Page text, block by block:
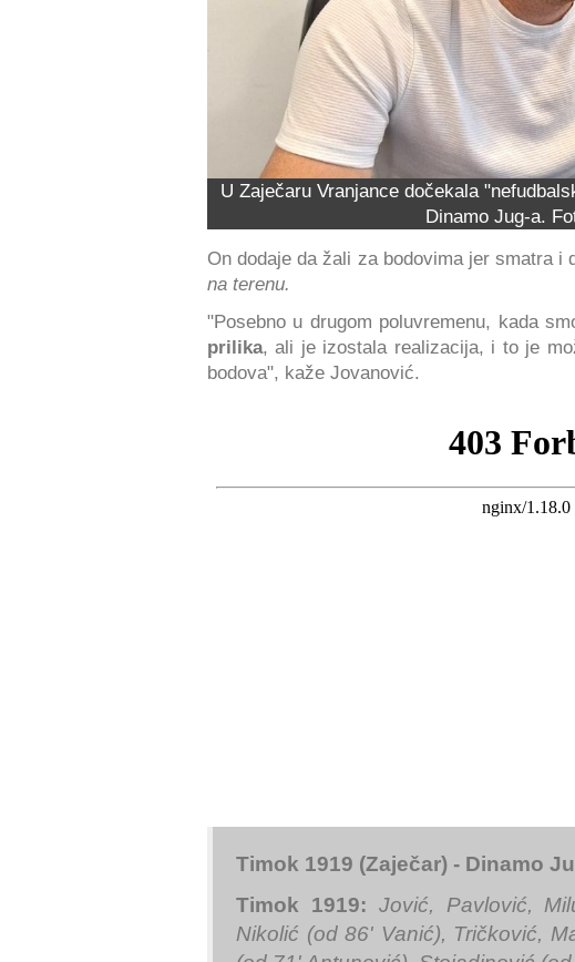
U Zaječaru Vranjance dočekala
Dinamo Jug-a.
On dodaje da žali za bodovima jer smatra i
na terenu.
"Posebno u drugom poluvremenu, kada
prilika, ali je izostala realizacija, i to je
bodova", kaže Jovanović.
Timok 1919 (Zaječar) - Dinamo
Timok 1919: Jović, Pavlović,
Nikolić (od 86' Vanić), Tričković,